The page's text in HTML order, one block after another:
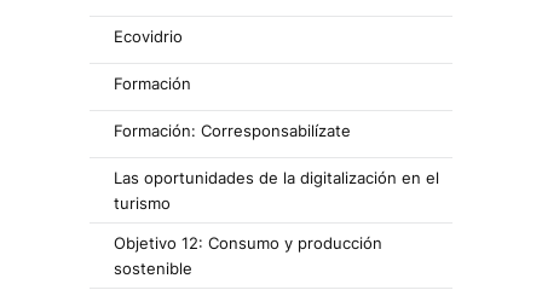
Ecovidrio
Formación
Formación: Corresponsabilízate
Las oportunidades de la digitalización en el
turismo
Objetivo 12: Consumo y producción
sostenible